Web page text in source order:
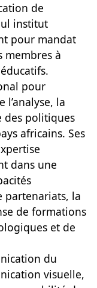
de
institut
pour mandat
membres à
pour
l’analyse, la
politiques
africains. Ses
dans une
partenariats, la
de formations
et de
du
visuelle,